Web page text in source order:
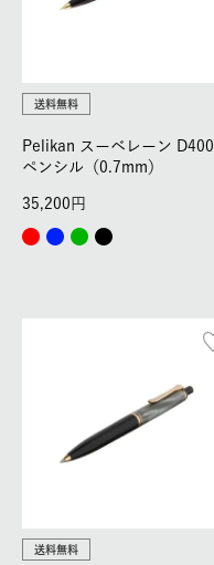
送料無料
Pelikan スーベレーン D400
ペンシル（0.7mm）
35,200
送料無料